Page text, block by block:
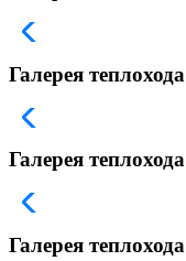
Галерея теплохода
Галерея теплохода
Галерея теплохода